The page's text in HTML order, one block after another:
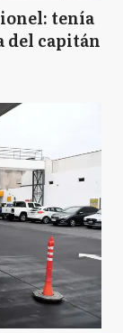
tenía
del capitán